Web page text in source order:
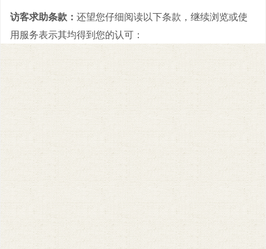
访客求助条款： 还望您仔细阅读以下条款，继续浏览或使
用服务表示其均得到您的认可：